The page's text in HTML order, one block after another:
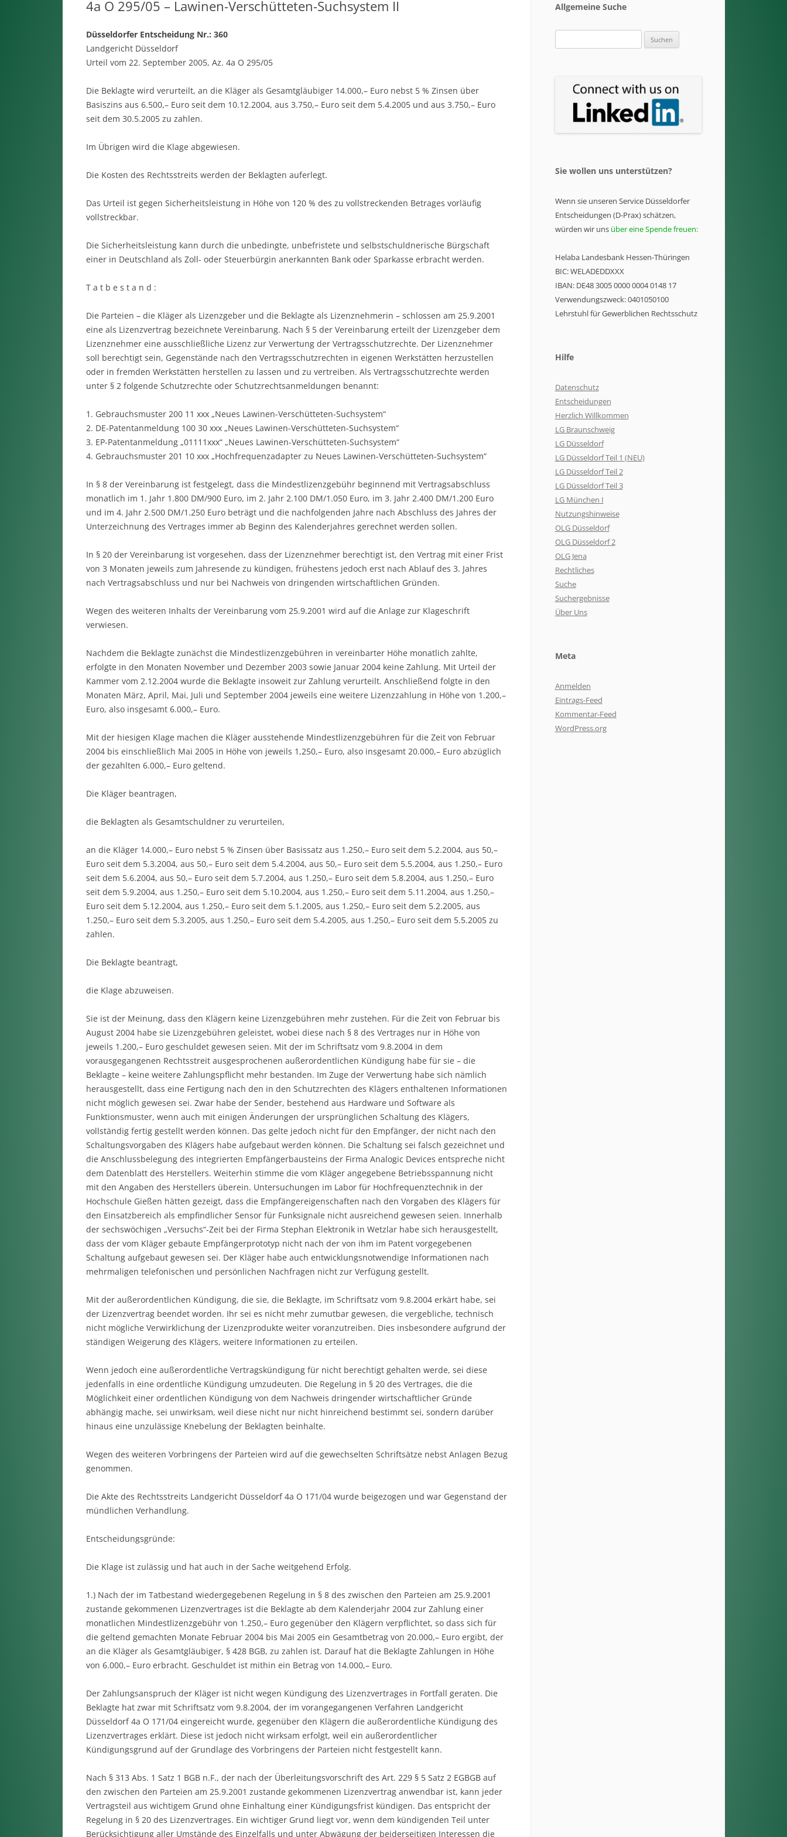
4a O 295/05 – Lawinen-Verschütteten-Suchsystem II
Düsseldorfer Entscheidung Nr.: 360
Landgericht Düsseldorf
Urteil vom 22. September 2005, Az. 4a O 295/05
Die Beklagte wird verurteilt, an die Kläger als Gesamtgläubiger 14.000,– Euro nebst 5 % Zinsen über
Basiszins aus 6.500,– Euro seit dem 10.12.2004, aus 3.750,– Euro seit dem 5.4.2005 und aus 3.750,– Euro
seit dem 30.5.2005 zu zahlen.
Im Übrigen wird die Klage abgewiesen.
Die Kosten des Rechtsstreits werden der Beklagten auferlegt.
Das Urteil ist gegen Sicherheitsleistung in Höhe von 120 % des zu vollstreckenden Betrages vorläufig
vollstreckbar.
Die Sicherheitsleistung kann durch die unbedingte, unbefristete und selbstschuldnerische Bürgschaft
einer in Deutschland als Zoll- oder Steuerbürgin anerkannten Bank oder Sparkasse erbracht werden.
T a t b e s t a n d :
Die Parteien – die Kläger als Lizenzgeber und die Beklagte als Lizenznehmerin – schlossen am 25.9.2001
eine als Lizenzvertrag bezeichnete Vereinbarung. Nach § 5 der Vereinbarung erteilt der Lizenzgeber dem
Lizenznehmer eine ausschließliche Lizenz zur Verwertung der Vertragsschutzrechte. Der Lizenznehmer
soll berechtigt sein, Gegenstände nach den Vertragsschutzrechten in eigenen Werkstätten herzustellen
oder in fremden Werkstätten herstellen zu lassen und zu vertreiben. Als Vertragsschutzrechte werden
unter § 2 folgende Schutzrechte oder Schutzrechtsanmeldungen benannt:
1. Gebrauchsmuster 200 11 xxx „Neues Lawinen-Verschütteten-Suchsystem“
2. DE-Patentanmeldung 100 30 xxx „Neues Lawinen-Verschütteten-Suchsystem“
3. EP-Patentanmeldung „01111xxx“ „Neues Lawinen-Verschütteten-Suchsystem“
4. Gebrauchsmuster 201 10 xxx „Hochfrequenzadapter zu Neues Lawinen-Verschütteten-Suchsystem“
In § 8 der Vereinbarung ist festgelegt, dass die Mindestlizenzgebühr beginnend mit Vertragsabschluss
monatlich im 1. Jahr 1.800 DM/900 Euro, im 2. Jahr 2.100 DM/1.050 Euro, im 3. Jahr 2.400 DM/1.200 Euro
und im 4. Jahr 2.500 DM/1.250 Euro beträgt und die nachfolgenden Jahre nach Abschluss des Jahres der
Unterzeichnung des Vertrages immer ab Beginn des Kalenderjahres gerechnet werden sollen.
In § 20 der Vereinbarung ist vorgesehen, dass der Lizenznehmer berechtigt ist, den Vertrag mit einer Frist
von 3 Monaten jeweils zum Jahresende zu kündigen, frühestens jedoch erst nach Ablauf des 3. Jahres
nach Vertragsabschluss und nur bei Nachweis von dringenden wirtschaftlichen Gründen.
Wegen des weiteren Inhalts der Vereinbarung vom 25.9.2001 wird auf die Anlage zur Klageschrift
verwiesen.
Nachdem die Beklagte zunächst die Mindestlizenzgebühren in vereinbarter Höhe monatlich zahlte,
erfolgte in den Monaten November und Dezember 2003 sowie Januar 2004 keine Zahlung. Mit Urteil der
Kammer vom 2.12.2004 wurde die Beklagte insoweit zur Zahlung verurteilt. Anschließend folgte in den
Monaten März, April, Mai, Juli und September 2004 jeweils eine weitere Lizenzzahlung in Höhe von 1.200,–
Euro, also insgesamt 6.000,– Euro.
Mit der hiesigen Klage machen die Kläger ausstehende Mindestlizenzgebühren für die Zeit von Februar
2004 bis einschließlich Mai 2005 in Höhe von jeweils 1,250,– Euro, also insgesamt 20.000,– Euro abzüglich
der gezahlten 6.000,– Euro geltend.
Die Kläger beantragen,
die Beklagten als Gesamtschuldner zu verurteilen,
an die Kläger 14.000,– Euro nebst 5 % Zinsen über Basissatz aus 1.250,– Euro seit dem 5.2.2004, aus 50,–
Euro seit dem 5.3.2004, aus 50,– Euro seit dem 5.4.2004, aus 50,– Euro seit dem 5.5.2004, aus 1.250,– Euro
seit dem 5.6.2004, aus 50,– Euro seit dem 5.7.2004, aus 1.250,– Euro seit dem 5.8.2004, aus 1.250,– Euro
seit dem 5.9.2004, aus 1.250,– Euro seit dem 5.10.2004, aus 1.250,– Euro seit dem 5.11.2004, aus 1.250,–
Euro seit dem 5.12.2004, aus 1.250,– Euro seit dem 5.1.2005, aus 1.250,– Euro seit dem 5.2.2005, aus
1.250,– Euro seit dem 5.3.2005, aus 1.250,– Euro seit dem 5.4.2005, aus 1.250,– Euro seit dem 5.5.2005 zu
zahlen.
Die Beklagte beantragt,
die Klage abzuweisen.
Sie ist der Meinung, dass den Klägern keine Lizenzgebühren mehr zustehen. Für die Zeit von Februar bis
August 2004 habe sie Lizenzgebühren geleistet, wobei diese nach § 8 des Vertrages nur in Höhe von
jeweils 1.200,– Euro geschuldet gewesen seien. Mit der im Schriftsatz vom 9.8.2004 in dem
vorausgegangenen Rechtsstreit ausgesprochenen außerordentlichen Kündigung habe für sie – die
Beklagte – keine weitere Zahlungspflicht mehr bestanden. Im Zuge der Verwertung habe sich nämlich
herausgestellt, dass eine Fertigung nach den in den Schutzrechten des Klägers enthaltenen Informationen
nicht möglich gewesen sei. Zwar habe der Sender, bestehend aus Hardware und Software als
Funktionsmuster, wenn auch mit einigen Änderungen der ursprünglichen Schaltung des Klägers,
vollständig fertig gestellt werden können. Das gelte jedoch nicht für den Empfänger, der nicht nach den
Schaltungsvorgaben des Klägers habe aufgebaut werden können. Die Schaltung sei falsch gezeichnet und
die Anschlussbelegung des integrierten Empfängerbausteins der Firma Analogic Devices entspreche nicht
dem Datenblatt des Herstellers. Weiterhin stimme die vom Kläger angegebene Betriebsspannung nicht
mit den Angaben des Herstellers überein. Untersuchungen im Labor für Hochfrequenztechnik in der
Hochschule Gießen hätten gezeigt, dass die Empfängereigenschaften nach den Vorgaben des Klägers für
den Einsatzbereich als empfindlicher Sensor für Funksignale nicht ausreichend gewesen seien. Innerhalb
der sechswöchigen „Versuchs“-Zeit bei der Firma Stephan Elektronik in Wetzlar habe sich herausgestellt,
dass der vom Kläger gebaute Empfängerprototyp nicht nach der von ihm im Patent vorgegebenen
Schaltung aufgebaut gewesen sei. Der Kläger habe auch entwicklungsnotwendige Informationen nach
mehrmaligen telefonischen und persönlichen Nachfragen nicht zur Verfügung gestellt.
Mit der außerordentlichen Kündigung, die sie, die Beklagte, im Schriftsatz vom 9.8.2004 erkärt habe, sei
der Lizenzvertrag beendet worden. Ihr sei es nicht mehr zumutbar gewesen, die vergebliche, technisch
nicht mögliche Verwirklichung der Lizenzprodukte weiter voranzutreiben. Dies insbesondere aufgrund der
ständigen Weigerung des Klägers, weitere Informationen zu erteilen.
Wenn jedoch eine außerordentliche Vertragskündigung für nicht berechtigt gehalten werde, sei diese
jedenfalls in eine ordentliche Kündigung umzudeuten. Die Regelung in § 20 des Vertrages, die die
Möglichkeit einer ordentlichen Kündigung von dem Nachweis dringender wirtschaftlicher Gründe
abhängig mache, sei unwirksam, weil diese nicht nur nicht hinreichend bestimmt sei, sondern darüber
hinaus eine unzulässige Knebelung der Beklagten beinhalte.
Wegen des weiteren Vorbringens der Parteien wird auf die gewechselten Schriftsätze nebst Anlagen Bezug
genommen.
Die Akte des Rechtsstreits Landgericht Düsseldorf 4a O 171/04 wurde beigezogen und war Gegenstand der
mündlichen Verhandlung.
Entscheidungsgründe:
Die Klage ist zulässig und hat auch in der Sache weitgehend Erfolg.
1.) Nach der im Tatbestand wiedergegebenen Regelung in § 8 des zwischen den Parteien am 25.9.2001
zustande gekommenen Lizenzvertrages ist die Beklagte ab dem Kalenderjahr 2004 zur Zahlung einer
monatlichen Mindestlizenzgebühr von 1.250,– Euro gegenüber den Klägern verpflichtet, so dass sich für
die geltend gemachten Monate Februar 2004 bis Mai 2005 ein Gesamtbetrag von 20.000,– Euro ergibt, der
an die Kläger als Gesamtgläubiger, § 428 BGB, zu zahlen ist. Darauf hat die Beklagte Zahlungen in Höhe
von 6.000,– Euro erbracht. Geschuldet ist mithin ein Betrag von 14.000,– Euro.
Der Zahlungsanspruch der Kläger ist nicht wegen Kündigung des Lizenzvertrages in Fortfall geraten. Die
Beklagte hat zwar mit Schriftsatz vom 9.8.2004, der im vorangegangenen Verfahren Landgericht
Düsseldorf 4a O 171/04 eingereicht wurde, gegenüber den Klägern die außerordentliche Kündigung des
Lizenzvertrages erklärt. Diese ist jedoch nicht wirksam erfolgt, weil ein außerordentlicher
Kündigungsgrund auf der Grundlage des Vorbringens der Parteien nicht festgestellt kann.
Nach § 313 Abs. 1 Satz 1 BGB n.F., der nach der Überleitungsvorschrift des Art. 229 § 5 Satz 2 EGBGB auf
den zwischen den Parteien am 25.9.2001 zustande gekommenen Lizenzvertrag anwendbar ist, kann jeder
Vertragsteil aus wichtigem Grund ohne Einhaltung einer Kündigungsfrist kündigen. Das entspricht der
Regelung in § 20 des Lizenzvertrages. Ein wichtiger Grund liegt vor, wenn dem kündigenden Teil unter
Berücksichtigung aller Umstände des Einzelfalls und unter Abwägung der beiderseitigen Interessen die
Allgemeine Suche
nach:
Sie wollen uns unterstützen?
Wenn sie unseren Service Düsseldorfer
Entscheidungen (D-Prax) schätzen,
würden wir uns über eine Spende freuen:
Helaba Landesbank Hessen-Thüringen
BIC: WELADEDDXXX
IBAN: DE48 3005 0000 0004 0148 17
Verwendungszweck: 0401050100
Lehrstuhl für Gewerblichen Rechtsschutz
Hilfe
Datenschutz
Entscheidungen
Herzlich Willkommen
LG Braunschweig
LG Düsseldorf
LG Düsseldorf Teil 1 (NEU)
LG Düsseldorf Teil 2
LG Düsseldorf Teil 3
LG München I
Nutzungshinweise
OLG Düsseldorf
OLG Düsseldorf 2
OLG Jena
Rechtliches
Suche
Suchergebnisse
Über Uns
Meta
Anmelden
Eintrags-Feed
Kommentar-Feed
WordPress.org